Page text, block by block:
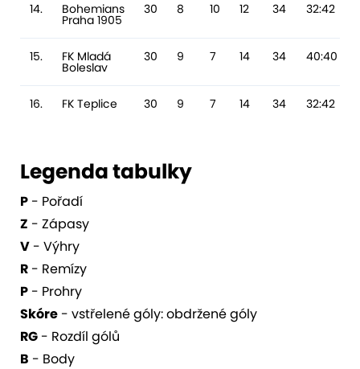
14. Bohemians
Praha 1905
30 8 10 12 34 32:42
15. FK Mladá
Boleslav
30 9 7 14 34 40:40
16. FK Teplice 30 9 7 14 34 32:42
Legenda tabulky
P - Pořadí
Z - Zápasy
V - Výhry
R - Remízy
P - Prohry
Skóre - vstřelené góly: obdržené góly
RG - Rozdíl gólů
B - Body